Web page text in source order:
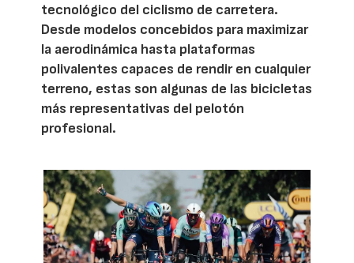
tecnológico del ciclismo de carretera.
Desde modelos concebidos para maximizar
la aerodinámica hasta plataformas
polivalentes capaces de rendir en cualquier
terreno, estas son algunas de las bicicletas
más representativas del pelotón
profesional.